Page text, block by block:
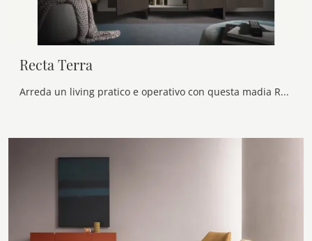
Recta Terra
Arreda un living pratico e operativo con questa madia Recta Terra di Alf Da Frè: scopri le più esclusive Madie in melaminico.